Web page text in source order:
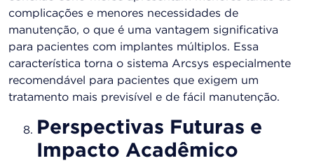
complicações e menores necessidades de
manutenção, o que é uma vantagem significativa
para pacientes com implantes múltiplos. Essa
característica torna o sistema Arcsys especialmente
recomendável para pacientes que exigem um
tratamento mais previsível e de fácil manutenção.
Perspectivas Futuras e
Impacto Acadêmico